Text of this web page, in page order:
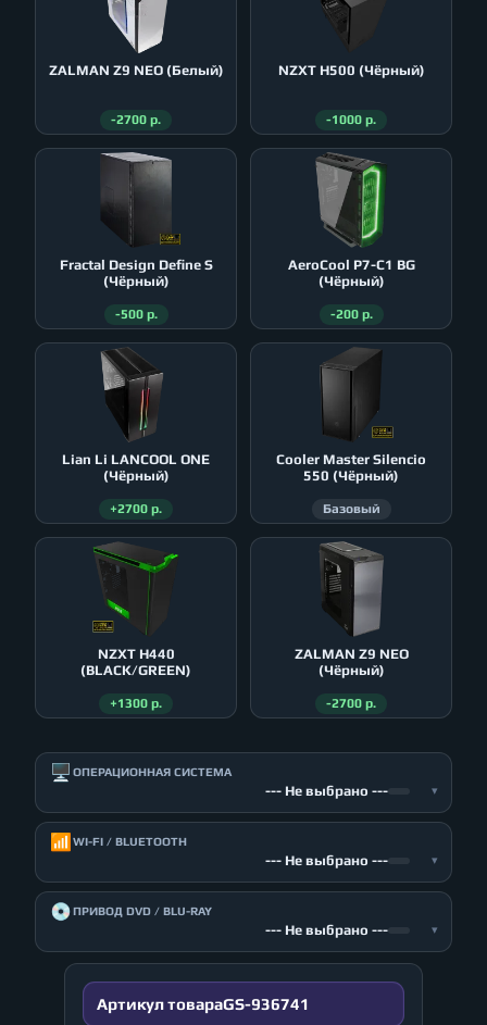
ZALMAN Z9 NEO (Белый)
-2700 р.
NZXT H500 (Чёрный)
-1000 р.
Fractal Design Define S
(Чёрный)
-500 р.
AeroСool P7-C1 BG
(Чёрный)
-200 р.
Lian Li LANCOOL ONE
(Чёрный)
+2700 р.
Cooler Master Silencio
550 (Чёрный)
Базовый
NZXT H440
(BLACK/GREEN)
+1300 р.
ZALMAN Z9 NEO
(Чёрный)
-2700 р.
🖥️ ОПЕРАЦИОННАЯ СИСТЕМА
--- Не выбрано --- ▾
📶 WI-FI / BLUETOOTH
--- Не выбрано --- ▾
💿ПРИВОД DVD / BLU-RAY
--- Не выбрано --- ▾
Артикул товараGS-936741